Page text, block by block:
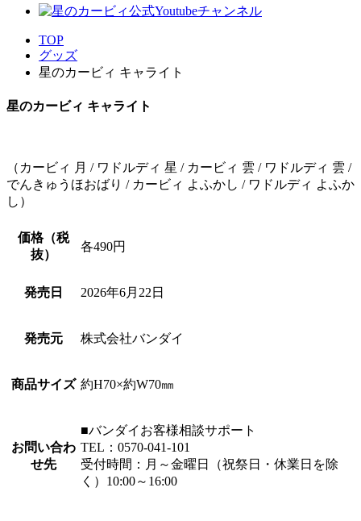
TOP
グッズ
星のカービィ キャライト
星のカービィ キャライト
（カービィ 月 / ワドルディ 星 / カービィ 雲 / ワドルディ 雲 /
でんきゅうほおばり / カービィ よふかし / ワドルディ よふか
し）
価格（税
抜）
各490円
発売日 2026年6月22日
発売元 株式会社バンダイ
商品サイズ 約H70×約W70㎜
お問い合わ
せ先
■バンダイお客様相談サポート
TEL：0570-041-101
受付時間：月～金曜日（祝祭日・休業日を除
く）10:00～16:00